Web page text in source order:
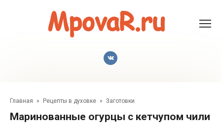
Главная » Рецепты в духовке » Заготовки
Маринованные огурцы с кетчупом чили